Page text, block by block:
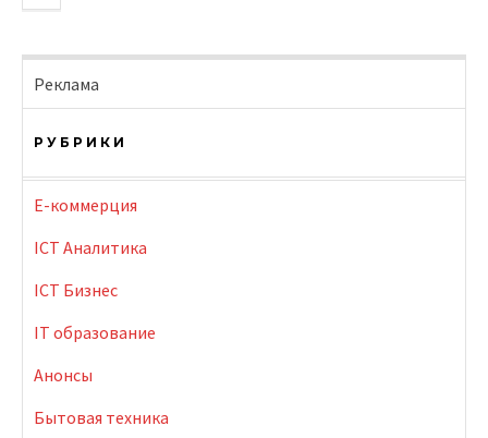
Реклама
РУБРИКИ
E-коммерция
ICT Аналитика
ICT Бизнес
IT образование
Анонсы
Бытовая техника